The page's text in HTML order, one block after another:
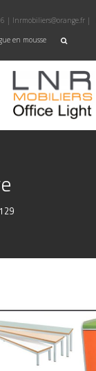
| lnrmobiliers@orange.fr |
en mousse
crèche et